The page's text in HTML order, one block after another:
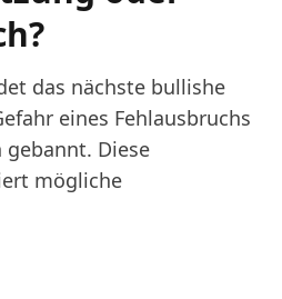
das nächste bullishe
eines Fehlausbruchs
Diese
mögliche